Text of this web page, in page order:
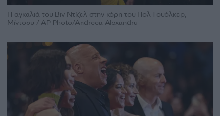
Η αγκαλιά του Βιν Ντίζελ στην κόρη του Πολ Γουόλκερ,
Μίντοου / AP Photo/Andreea Alexandru